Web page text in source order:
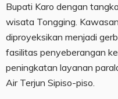
Bupati Karo dengan
wisata Tongging.
diproyeksikan menjadi
fasilitas penyeberangan
peningkatan layanan
Air Terjun Sipiso-piso.